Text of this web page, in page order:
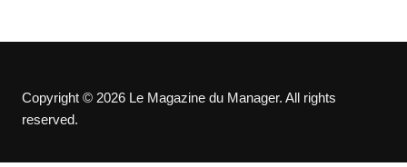
Copyright © 2026 Le Magazine du Manager. All rights
reserved.